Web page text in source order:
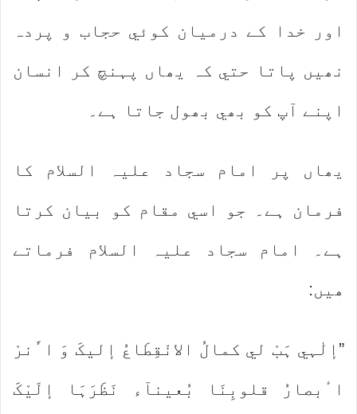
اور خدا کے درميان کوئي حجاب و پردہ
نھيں پاتا حتي کہ يھاں پہنچ کر انسان
اپنے آپ کو بھي بھول جاتا ہے۔
يھاں پر امام سجاد عليہ السلام کا
فرمان ہے۔ جو اسي مقام کو بيان کرتا
ہے۔ امام سجاد عليہ السلام فرماتے
ھيں:
”إلٰہي ہَبْ لي کمالُ الانْقِطَاعُ إليکَ وَ اٴَنرْ
اٴبصارُ قلوبِنَا بُعينآء نَظَرَہَا إلَيْکَ